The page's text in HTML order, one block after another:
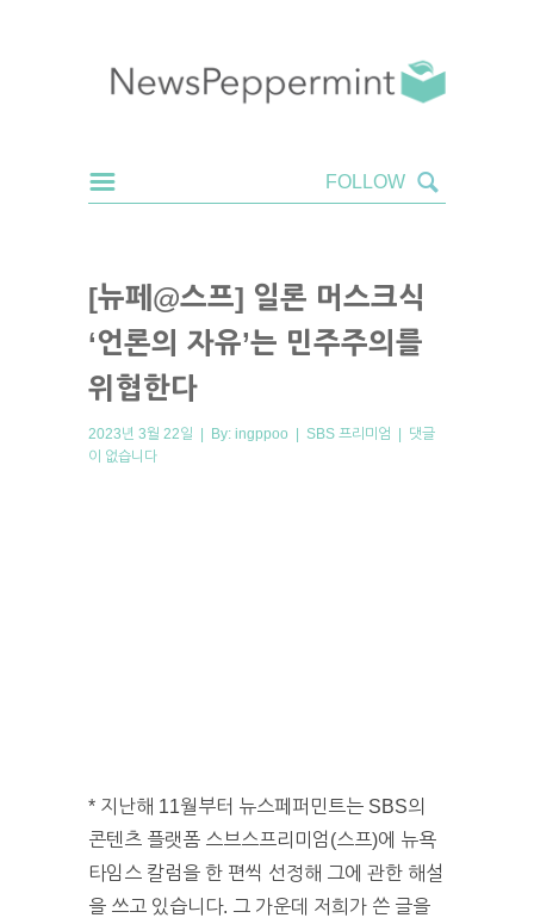
[뉴페@스프] 일론 머스크식
‘언론의 자유’는 민주주의를
위협한다
2023년 3월 22일 | By: ingppoo | SBS 프리미엄 | 댓글
이 없습니다
* 지난해 11월부터 뉴스페퍼민트는 SBS의
콘텐츠 플랫폼 스브스프리미엄(스프)에 뉴욕
타임스 칼럼을 한 편씩 선정해 그에 관한 해설
을 쓰고 있습니다. 그 가운데 저희가 쓴 글을